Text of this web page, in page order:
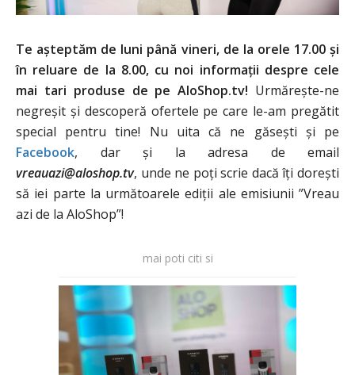
Te așteptăm de luni până vineri, de la orele 17.00 și
în reluare de la 8.00, cu noi informații despre cele
mai tari produse de pe AloShop.tv! Urmărește-ne
negreșit și descoperă ofertele pe care le-am pregătit
special pentru tine! Nu uita că ne găsești și pe
Facebook, dar și la adresa de email
vreauazi@aloshop.tv, unde ne poți scrie dacă îți dorești
să iei parte la următoarele ediții ale emisiunii ”Vreau
azi de la AloShop”!
mai poti citi si